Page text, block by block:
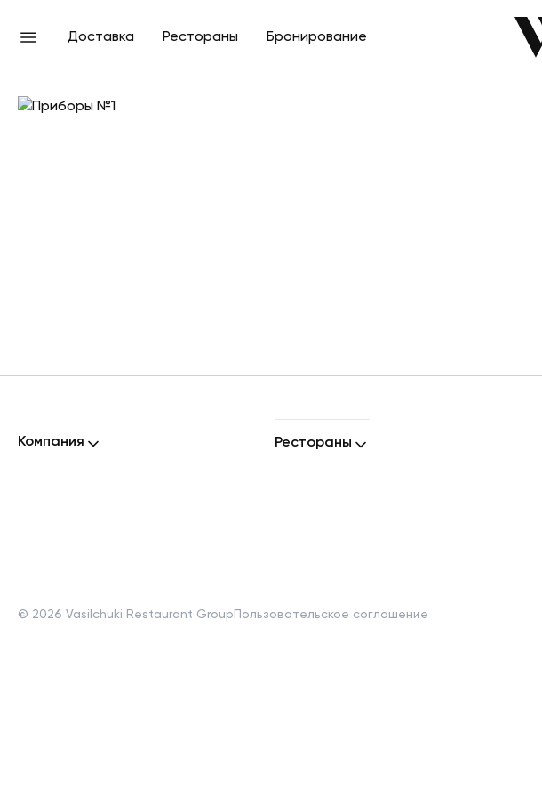
Доставка Рестораны Бронирование
Компания Рестораны
© 2026 Vasilchuki Restaurant Group Пользовательское соглашение